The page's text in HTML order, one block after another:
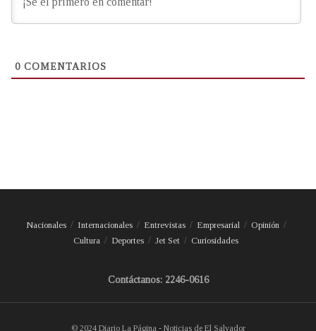
0 COMENTARIOS
Nacionales Internacionales Entrevistas Empresarial
Opinión
Cultura
Deportes Jet Set Curiosidades
Contáctanos: 2246-0616
© 2024 Diario La Página - Noticias de El Salvador